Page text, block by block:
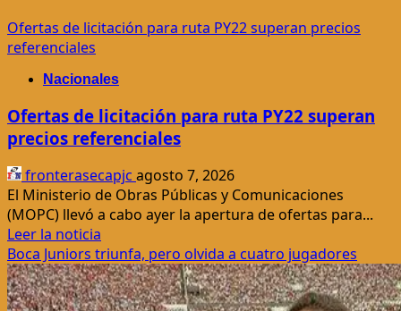
Ofertas de licitación para ruta PY22 superan precios
referenciales
Nacionales
Ofertas de licitación para ruta PY22 superan
precios referenciales
fronterasecapjc agosto 7, 2026
El Ministerio de Obras Públicas y Comunicaciones
(MOPC) llevó a cabo ayer la apertura de ofertas para...
Leer la noticia
más
acerca
de
Boca Juniors triunfa, pero olvida a cuatro jugadores